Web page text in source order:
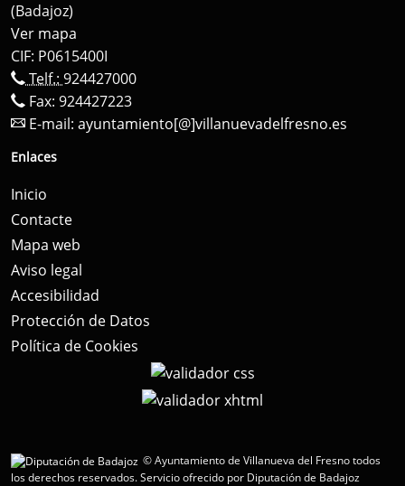
(Badajoz)
Ver mapa
CIF: P0615400I
Telf.: 924427000
Fax: 924427223
E-mail: ayuntamiento[@]villanuevadelfresno.es
Enlaces
Inicio
Contacte
Mapa web
Aviso legal
Accesibilidad
Protección de Datos
Política de Cookies
© Ayuntamiento de Villanueva del Fresno todos
los derechos reservados.Servicio ofrecido por Diputación de Badajoz